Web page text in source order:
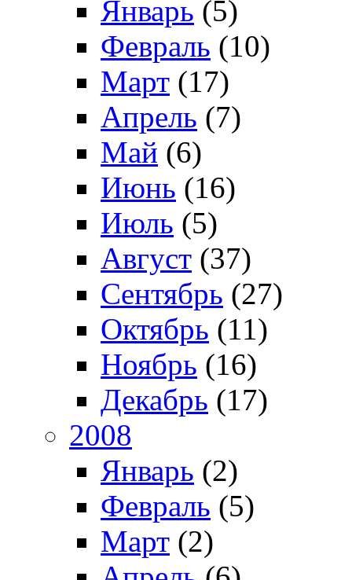
Январь (5)
Февраль (10)
Март (17)
Апрель (7)
Май (6)
Июнь (16)
Июль (5)
Август (37)
Сентябрь (27)
Октябрь (11)
Ноябрь (16)
Декабрь (17)
2008
Январь (2)
Февраль (5)
Март (2)